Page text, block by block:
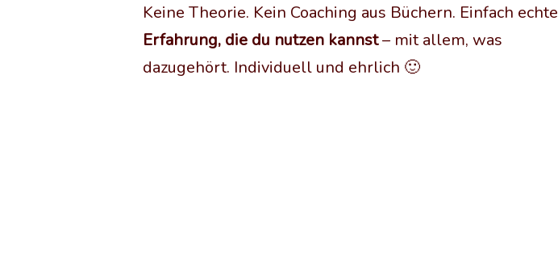
Keine Theorie. Kein Coaching aus Büchern. Einfach echte
Erfahrung, die du nutzen kannst– mit allem, was
dazugehört. Individuell und ehrlich 🙂